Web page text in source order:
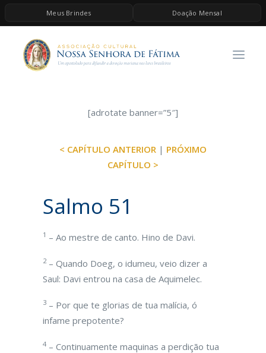
Meus Brindes Doação Mensal
HOME
A ASSOCIAÇÃO
ESPIRITUALIDADE
BRINDES
[adrotate banner=”5″]
< CAPÍTULO ANTERIOR | PRÓXIMO
CAPÍTULO >
Salmo 51
1 – Ao mestre de canto. Hino de Davi.
2– Quando Doeg, o idumeu, veio dizer a
Saul: Davi entrou na casa de Aquimelec.
3 – Por que te glorias de tua malícia, ó
infame prepotente?
4 – Continuamente maquinas a perdição tua